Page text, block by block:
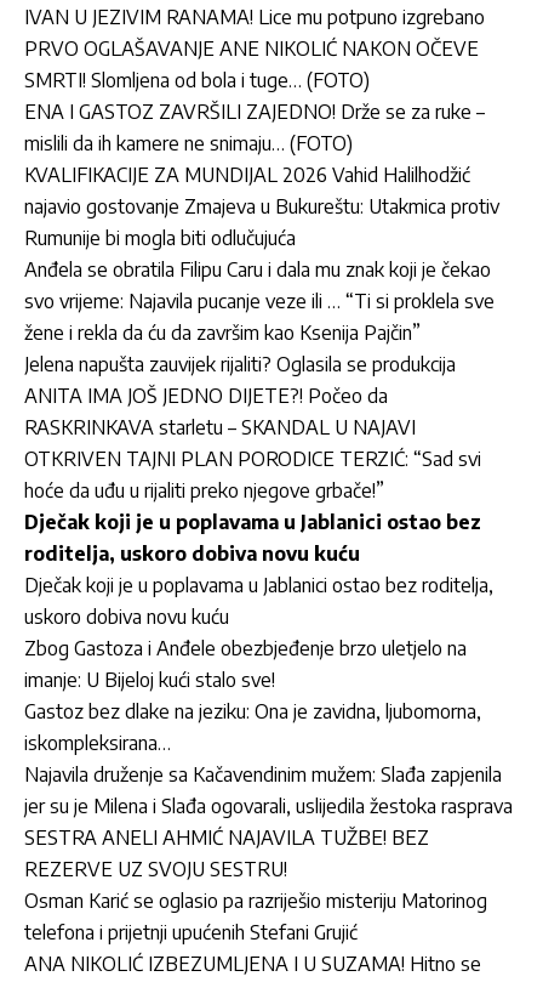
IVAN U JEZIVIM RANAMA! Lice mu potpuno izgrebano
PRVO OGLAŠAVANJE ANE NIKOLIĆ NAKON OČEVE
SMRTI! Slomljena od bola i tuge… (FOTO)
ENA I GASTOZ ZAVRŠILI ZAJEDNO! Drže se za ruke –
mislili da ih kamere ne snimaju… (FOTO)
KVALIFIKACIJE ZA MUNDIJAL 2026 Vahid Halilhodžić
najavio gostovanje Zmajeva u Bukureštu: Utakmica protiv
Rumunije bi mogla biti odlučujuća
Anđela se obratila Filipu Caru i dala mu znak koji je čekao
svo vrijeme: Najavila pucanje veze ili … “Ti si proklela sve
žene i rekla da ću da završim kao Ksenija Pajčin”
Jelena napušta zauvijek rijaliti? Oglasila se produkcija
ANITA IMA JOŠ JEDNO DIJETE?! Počeo da
RASKRINKAVA starletu – SKANDAL U NAJAVI
OTKRIVEN TAJNI PLAN PORODICE TERZIĆ: “Sad svi
hoće da uđu u rijaliti preko njegove grbače!”
Dječak koji je u poplavama u Jablanici ostao bez
roditelja, uskoro dobiva novu kuću
Dječak koji je u poplavama u Jablanici ostao bez roditelja,
uskoro dobiva novu kuću
Zbog Gastoza i Anđele obezbjeđenje brzo uletjelo na
imanje: U Bijeloj kući stalo sve!
Gastoz bez dlake na jeziku: Ona je zavidna, ljubomorna,
iskompleksirana…
Najavila druženje sa Kačavendinim mužem: Slađa zapjenila
jer su je Milena i Slađa ogovarali, uslijedila žestoka rasprava
SESTRA ANELI AHMIĆ NAJAVILA TUŽBE! BEZ
REZERVE UZ SVOJU SESTRU!
Osman Karić se oglasio pa razriješio misteriju Matorinog
telefona i prijetnji upućenih Stefani Grujić
ANA NIKOLIĆ IZBEZUMLJENA I U SUZAMA! Hitno se